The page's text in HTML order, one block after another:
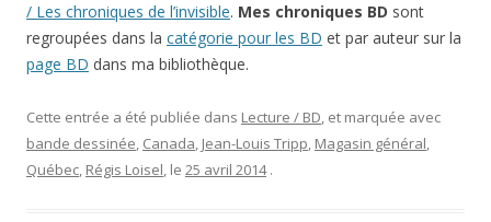
/ Les chroniques de l’invisible. Mes chroniques BD sont
regroupées dans la catégorie pour les BD et par auteur sur la
page BD dans ma bibliothèque.
Cette entrée a été publiée dans Lecture / BD, et marquée avec
bande dessinée, Canada, Jean-Louis Tripp, Magasin général,
Québec, Régis Loisel, le 25 avril 2014 .